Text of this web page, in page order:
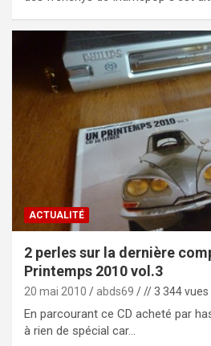
ACTUALITÉ
2 perles sur la dernière
Printemps 2010 vol.3
20 mai 2010 abds69 // 3 344 vues
En parcourant ce CD acheté par
à rien de spécial car…